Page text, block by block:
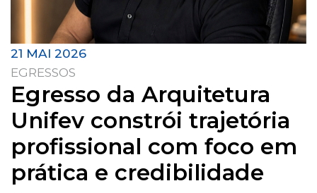
21 MAI 2026
EGRESSOS
Egresso da Arquitetura
Unifev constrói trajetória
profissional com foco em
prática e credibilidade